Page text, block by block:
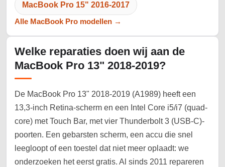
MacBook Pro 15" 2016-2017
Alle MacBook Pro modellen →
Welke reparaties doen wij aan de
MacBook Pro 13" 2018-2019?
De MacBook Pro 13" 2018-2019 (A1989) heeft een
13,3-inch Retina-scherm en een Intel Core i5/i7 (quad-
core) met Touch Bar, met vier Thunderbolt 3 (USB-C)-
poorten. Een gebarsten scherm, een accu die snel
leegloopt of een toestel dat niet meer oplaadt: we
onderzoeken het eerst gratis. Al sinds 2011 repareren